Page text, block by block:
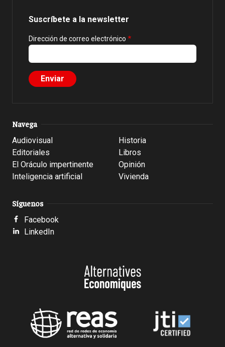
Suscríbete a la newsletter
Dirección de correo electrónico
Navega
Audiovisual
Editoriales
El Oráculo impertinente
Inteligencia artificial
Historia
Libros
Opinión
Vivienda
Síguenos
Facebook
LinkedIn